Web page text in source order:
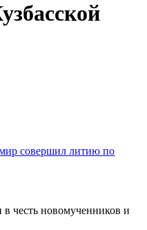
совершил литию по
честь новомученников и